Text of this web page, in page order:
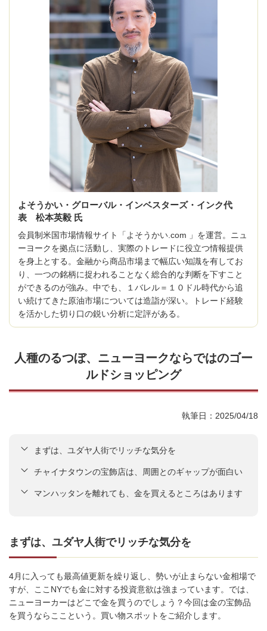
よそうかい・グローバル・インベスターズ・インク代
表 松本英毅 氏
会員制米国市場情報サイト「よそうかい.com 」を運営。ニュ
ーヨークを拠点に活動し、実際のトレードに役立つ情報提供
を身上とする。金融から商品市場まで幅広い知識を有してお
り、一つの銘柄に捉われることなく総合的な判断を下すこと
ができるのが強み。中でも、１バレル＝１０ドル時代から追
い続けてきた原油市場については造詣が深い。トレード経験
を活かした切り口の鋭い分析に定評がある。
人種のるつぼ、ニューヨークならではのゴー
ルドショッピング
執筆日：2025/04/18
まずは、ユダヤ人街でリッチな気分を
チャイナタウンの宝飾店は、周囲とのギャップが面白い
マンハッタンを離れても、金を買えるところはあります
まずは、ユダヤ人街でリッチな気分を
4月に入っても最高値更新を繰り返し、勢いが止まらない金相場で
すが、ここNYでも金に対する投資意欲は強まっています。では、
ニューヨーカーはどこで金を買うのでしょう？今回は金の宝飾品
を買うならここという。買い物スポットをご紹介します。